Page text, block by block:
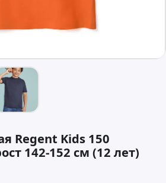
Regent Kids 150
142-152 см (12 лет)